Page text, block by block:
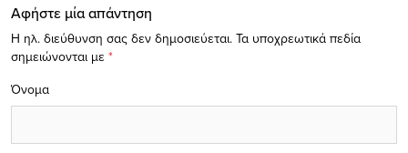
Αφήστε μία απάντηση
Η ηλ. διεύθυνση σας δεν δημοσιεύεται. Τα υποχρεωτικά πεδία
σημειώνονται με *
Όνομα